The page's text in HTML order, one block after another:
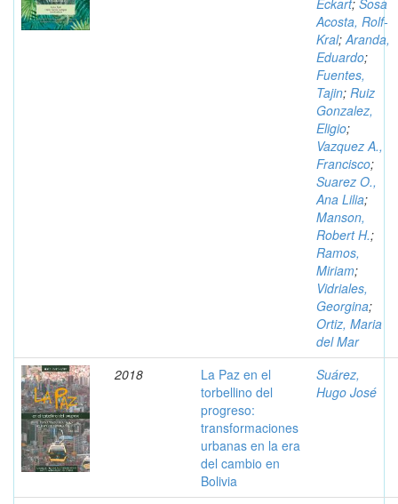
Eckart; Sosa
Acosta, Rolf-
Kral;Aranda,
Eduardo;
Fuentes,
Tajin; Ruiz
Gonzalez,
Eligio;
Vazquez A.,
Francisco;
Suarez O.,
Ana Lilia;
Manson,
Robert H.;
Ramos,
Miriam;
Vidriales,
Georgina;
Ortiz, Maria
del Mar
2018
La Paz en el
torbellino del
progreso:
transformaciones
urbanas en la era
del cambio en
Bolivia
Suárez,
Hugo José